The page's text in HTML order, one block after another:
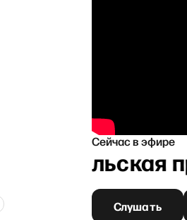
Сейчас в эфире
«Ганапольская
Слушать